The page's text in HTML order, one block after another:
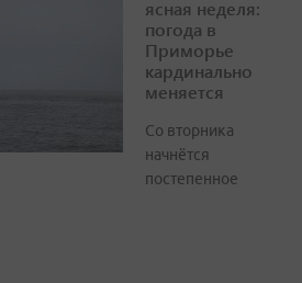
ясная неделя:
погода в
Приморье
кардинально
меняется
Со вторника
начнётся
постепенное